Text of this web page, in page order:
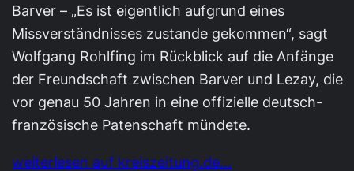
Barver – „Es ist eigentlich aufgrund eines
Missverständnisses zustande gekommen“, sagt
Wolfgang Rohlfing im Rückblick auf die Anfänge
der Freundschaft zwischen Barver und Lezay, die
vor genau 50 Jahren in eine offizielle deutsch-
französische Patenschaft mündete.
weiterlesen auf kreiszeitung.de…